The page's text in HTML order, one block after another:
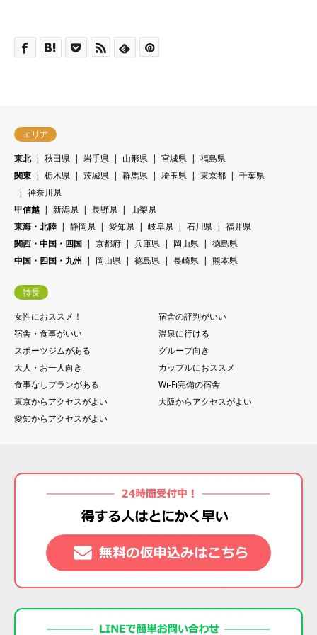
エリア
東北
秋田県 岩手県 山形県 宮城県
福島県
関東
栃木県 茨城県 群馬県 埼玉県 東京都
千葉県
神奈川県
甲信越
新潟県 長野県
山梨県
東海・北陸
静岡県 愛知県 岐阜県 石川県
福井県
関西・中国・四国
京都府 兵庫県 岡山県
徳島県
中国・四国・九州
岡山県 徳島県 長崎県 熊本県
特長
女性におススメ！
宿舎の評判がいい
宿舎・食事がいい
温泉に行ける
スポーツジムがある
グループ向き
大人・お一人向き
カップルにおススメ
食事なしプランがある
Wi-Fi完備の宿舎
東京からアクセスがよい
大阪からアクセスがよい
愛知からアクセスがよい